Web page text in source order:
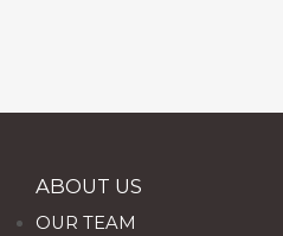
ABOUT US
OUR TEAM